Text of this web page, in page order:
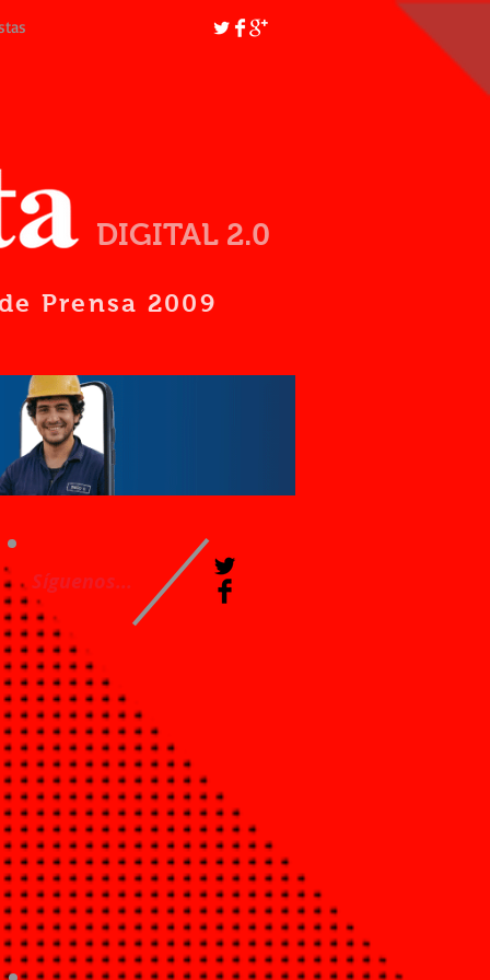
DIGITAL 2.0
Prensa 2009
Síguenos...